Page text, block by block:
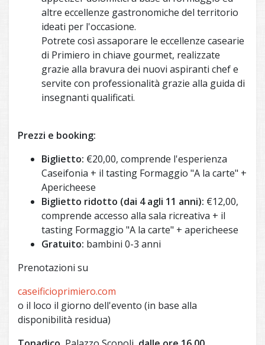
altre eccellenze gastronomiche del territorio
ideati per l'occasione.
Potrete così assaporare le eccellenze casearie
di Primiero in chiave gourmet, realizzate
grazie alla bravura dei nuovi aspiranti chef e
servite con professionalità grazie alla guida di
insegnanti qualificati.
Prezzi e booking:
Biglietto: €20,00, comprende l'esperienza
Caseifonia + il tasting Formaggio "A la carte" +
Apericheese
Biglietto ridotto (dai 4 agli 11 anni): €12,00,
comprende accesso alla sala ricreativa + il
tasting Formaggio "A la carte" + apericheese
Gratuito: bambini 0-3 anni
Prenotazioni su
caseificioprimiero.com
o il loco il giorno dell'evento (in base alla
disponibilità residua)